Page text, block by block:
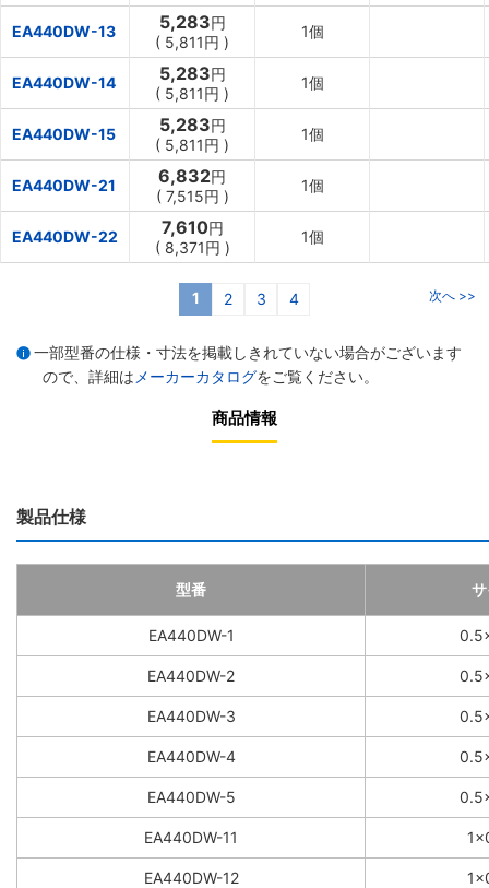
EA440DW-13 5,283円
( 5,811円 )
1個
EA440DW-14 5,283円
( 5,811円 )
1個
EA440DW-15 5,283円
( 5,811円 )
1個
EA440DW-21 6,832円
( 7,515円 )
1個
EA440DW-22 7,610円
( 8,371円 )
1個
1 2 3 4 次へ >>
一部型番の仕様・寸法を掲載しきれていない場合がございます
ので、詳細は メーカーカタログをご覧ください。
商品情報
製品仕様
型番
EA440DW-1
EA440DW-2
EA440DW-3
EA440DW-4
EA440DW-5
EA440DW-11
EA440DW-12